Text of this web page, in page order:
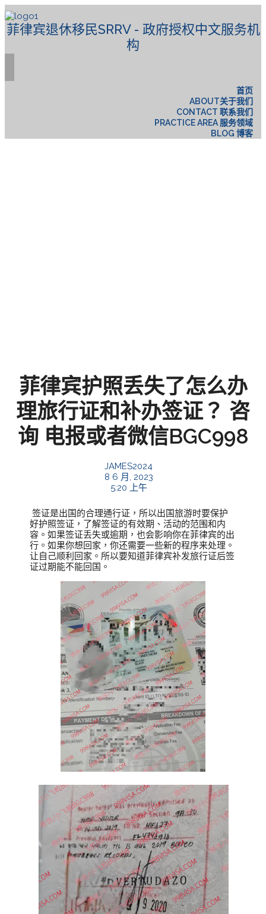
菲律宾退休移民SRRV - 政府授权中文服务机
构
首页
ABOUT关于我们
CONTACT 联系我们
PRACTICE AREA 服务领域
BLOG 博客
菲律宾护照丢失了怎么办
理旅行证和补办签证？ 咨
询 电报或者微信BGC998
JAMES2024
8 6 月, 2023
5:20 上午
签证是出国的合理通行证，所以出国旅游时要保护
好护照签证，了解签证的有效期、活动的范围和内
容。如果签证丢失或逾期，也会影响你在菲律宾的出
行。如果你想回家，你还需要一些新的程序来处理。
让自己顺利回家。所以要知道菲律宾补发旅行证后签
证过期能不能回国。